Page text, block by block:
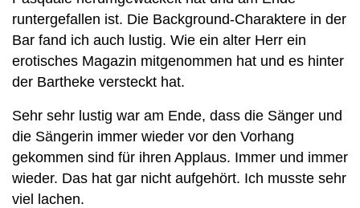
runtergefallen ist. Die Background-Charaktere in der
Bar fand ich auch lustig. Wie ein alter Herr ein
erotisches Magazin mitgenommen hat und es hinter
der Bartheke versteckt hat.
Sehr sehr lustig war am Ende, dass die Sänger und
die Sängerin immer wieder vor den Vorhang
gekommen sind für ihren Applaus. Immer und immer
wieder. Das hat gar nicht aufgehört. Ich musste sehr
viel lachen.